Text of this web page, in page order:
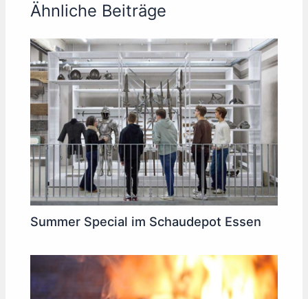
Ähnliche Beiträge
Summer Special im Schaudepot Essen